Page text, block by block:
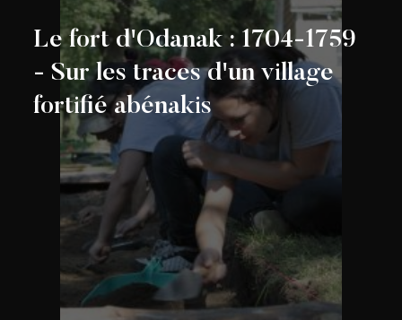
Le fort d'Odanak : 1704-1759
- Sur les traces d'un village
fortifié abénakis